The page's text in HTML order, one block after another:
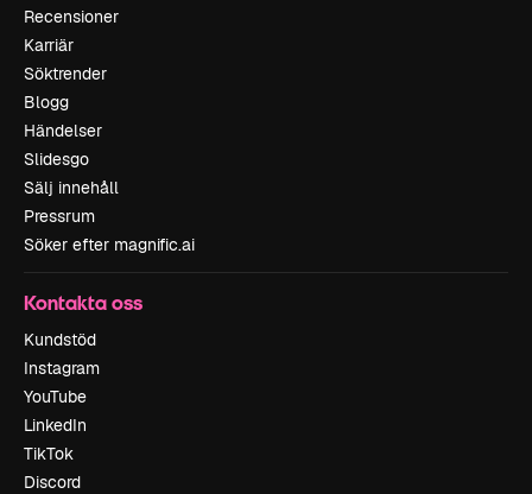
Recensioner
Karriär
Söktrender
Blogg
Händelser
Slidesgo
Sälj innehåll
Pressrum
Söker efter magnific.ai
Kontakta oss
Kundstöd
Instagram
YouTube
LinkedIn
TikTok
Discord